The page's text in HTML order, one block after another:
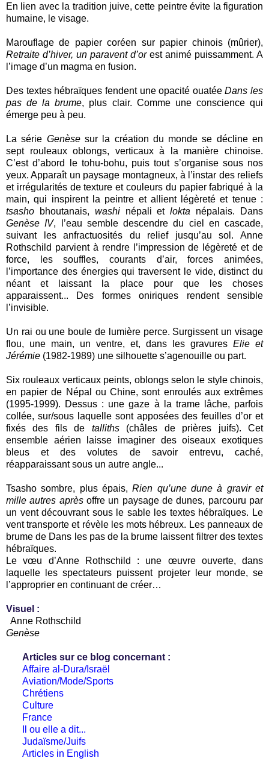
En lien avec la tradition juive, cette peintre évite la figuration
humaine, le visage.
Marouflage de papier coréen sur papier chinois (mûrier),
Retraite d’hiver, un paravent d’orest animé puissamment. A
l’image d’un magma en fusion.
Des textes hébraïques fendent une opacité ouatéeDans les
pas de la brume, plus clair. Comme une conscience qui
émerge peu à peu.
La série Genèse sur la création du monde se décline en
sept rouleaux oblongs, verticaux à la manière chinoise.
C’est d’abord le tohu-bohu, puis tout s’organise sous nos
yeux. Apparaît un paysage montagneux, à l’instar des reliefs
et irrégularités de texture et couleurs du papier fabriqué à la
main, qui inspirent la peintre et allient légèreté et tenue :
tsasho
bhoutanais, washi népali etlokta népalais. Dans
Genèse IV, l’eau semble descendre du ciel en cascade,
suivant les anfractuosités du relief jusqu’au sol. Anne
Rothschild parvient à rendre l’impression de légèreté et de
force, les souffles, courants d’air, forces animées,
l’importance des énergies qui traversent le vide, distinct du
néant et laissant la place pour que les choses
apparaissent... Des formes oniriques rendent sensible
l’invisible.
Un rai ou une boule de lumière perce. Surgissent un visage
flou, une main, un ventre, et, dans les gravures Elie et
Jérémie (1982-1989) une silhouette s’agenouille ou part.
Six rouleaux verticaux peints, oblongs selon le style chinois,
en papier de Népal ou Chine, sont enroulés aux extrêmes
(1995-1999). Dessus : une gaze à la trame lâche, parfois
collée, sur/sous laquelle sont apposées des feuilles d’or et
fixés des fils de talliths (châles de prières juifs). Cet
ensemble aérien laisse imaginer des oiseaux exotiques
bleus et des volutes de savoir entrevu, caché,
réapparaissant sous un autre angle...
Tsasho sombre, plus épais,Rien qu’une dune à gravir et
mille autres aprèsoffre un paysage de dunes, parcouru par
un vent découvrant sous le sable les textes hébraïques. Le
vent transporte et révèle les mots hébreux. Les panneaux de
brume de Dans les pas de la brume laissent filtrer des textes
hébraïques.
Le vœu d’Anne Rothschild : une œuvre ouverte, dans
laquelle les spectateurs puissent projeter leur monde, se
l’approprier en continuant de créer…
Visuel :
Anne Rothschild
Genèse
Articles sur ce blog concernant :
Affaire al-Dura/Israël
Aviation/Mode/Sports
Chrétiens
Culture
France
Il ou elle a dit...
Judaïsme/Juifs
Articles in English